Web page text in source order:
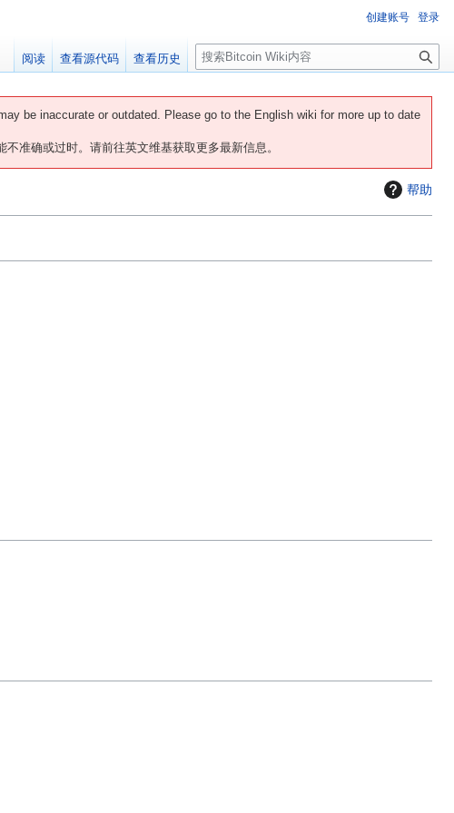
be inaccurate or outdated. Please go to the English wiki for more up to date
准确或过时。请前往英文维基获取更多最新信息。
帮助
创建账号 登录
阅读 查看源代码 查看历史
搜
索